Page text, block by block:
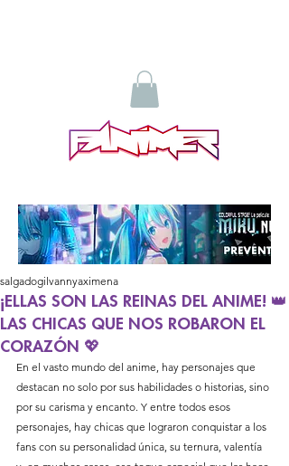
¡ELLAS SON LAS REINAS DEL ANIME! 👑
LAS CHICAS QUE NOS ROBARON EL
CORAZÓN 💖
salgadogilvannyaximena
En el vasto mundo del anime, hay personajes que
destacan no solo por sus habilidades o historias, sino
por su carisma y encanto. Y entre todos esos
personajes, hay chicas que lograron conquistar a los
fans con su personalidad única, su ternura, valentía